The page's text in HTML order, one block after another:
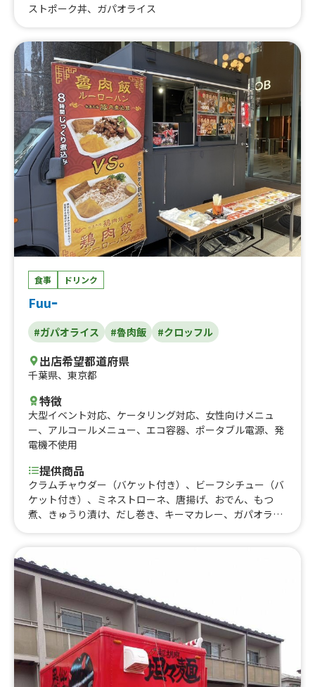
ストポーク丼、ガパオライス
食事 ドリンク
Fuuｰ
#ガパオライス #魯肉飯 #クロッフル
出店希望都道府県
千葉県、 東京都
特徴
大型イベント対応、 ケータリング対応、 女性向けメニュ
ー、 アルコールメニュー、 エコ容器、 ポータブル電源、 発
電機不使用
提供商品
クラムチャウダー（バケット付き）、ビーフシチュー（バ
ケット付き）、ミネストローネ、唐揚げ、おでん、もつ
煮、きゅうり漬け、だし巻き、キーマカレー、ガパオライ